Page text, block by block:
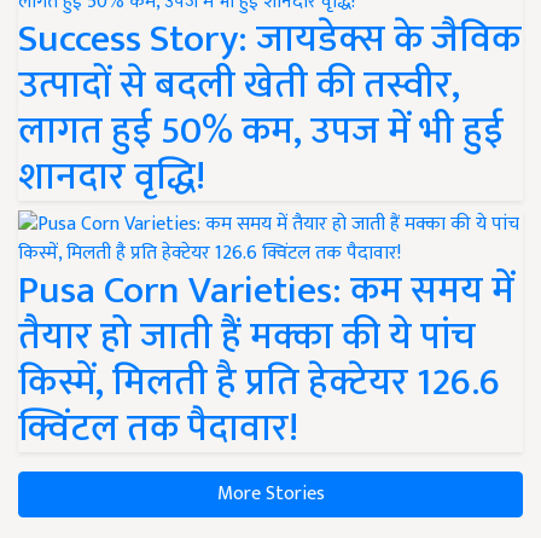
Success Story: जायडेक्स के जैविक
उत्पादों से बदली खेती की तस्वीर,
लागत हुई 50% कम, उपज में भी हुई
शानदार वृद्धि!
Pusa Corn Varieties: कम समय में
तैयार हो जाती हैं मक्का की ये पांच
किस्में, मिलती है प्रति हेक्टेयर 126.6
क्विंटल तक पैदावार!
More Stories